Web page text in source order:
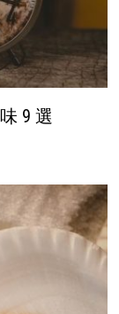
9 選